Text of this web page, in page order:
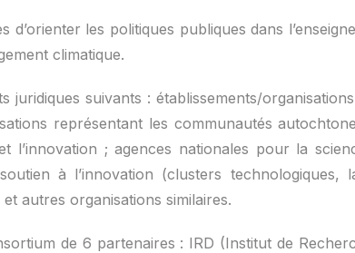
d’orienter les politiques publiques dans
climatique.
juridiques suivants : établissements/
représentant les communautés
l’innovation ; agences nationales pour la
à l’innovation (clusters
autres organisations similaires.
de 6 partenaires : IRD (Institut de